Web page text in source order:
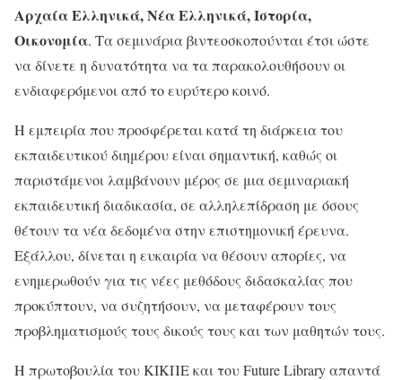
Αρχαία Ελληνικά, Νέα Ελληνικά, Ιστορία,
Οικονομία. Τα σεμινάρια βιντεοσκοπούνται έτσι ώστε
να δίνετε η δυνατότητα να τα παρακολουθήσουν οι
ενδιαφερόμενοι από το ευρύτερο κοινό.
Η εμπειρία που προσφέρεται κατά τη διάρκεια του
εκπαιδευτικού διημέρου είναι σημαντική, καθώς οι
παριστάμενοι λαμβάνουν μέρος σε μια σεμιναριακή
εκπαιδευτική διαδικασία, σε αλληλεπίδραση με όσους
θέτουν τα νέα δεδομένα στην επιστημονική έρευνα.
Εξάλλου, δίνεται η ευκαιρία να θέσουν απορίες, να
ενημερωθούν για τις νέες μεθόδους διδασκαλίας που
προκύπτουν, να συζητήσουν, να μεταφέρουν τους
προβληματισμούς τους δικούς τους και των μαθητών τους.
Η πρωτοβουλία του ΚΙΚΠΕ και του Future Library απαντά